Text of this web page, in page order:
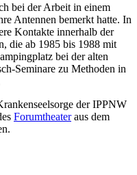
bei der Arbeit in einem
Antennen bemerkt hatte. In
Kontakte innerhalb der
die ab 1985 bis 1988 mit
bei der alten
Seminare zu Methoden in
der IPPNW
Forumtheateraus dem